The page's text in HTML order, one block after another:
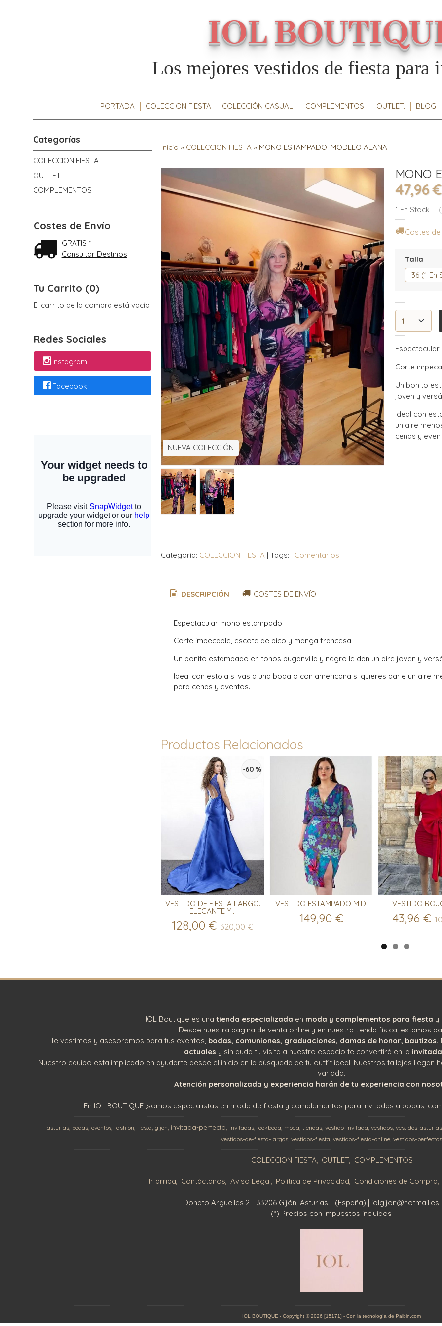
IOL
Los mejores vestidos de fiesta para
PORTADA COLECCION FIESTA COLECCIÓN CASUAL. COMPLEMENTOS. OUTLET. BLOG
Categorías
COLECCION FIESTA
OUTLET
COMPLEMENTOS
Costes de Envío
GRATIS *
Consultar Destinos
Tu Carrito (0)
El carrito de la compra está vacío
Redes Sociales
Instagram
Facebook
Inicio » COLECCION FIESTA » MONO ESTAMPADO. MODELO ALANA
NUEVA COLECCIÓN
MONO
47,96 €
1 En Stock -
Costes
Talla
Corte
Un bonito
joven y
Ideal con
un aire
cenas y
Categoría: COLECCION FIESTA |Tags: | Comentarios
DESCRIPCIÓN COSTES DE ENVÍO
Espectacular mono estampado.
Corte impecable, escote de pico y manga francesa-
Un bonito estampado en tonos buganvilla y negro le dan un aire joven y
Ideal con estola si vas a una boda o con americana si quieres darle un aire
para cenas y eventos.
Productos Relacionados
-60 %
VESTIDO DE FIESTA LARGO.
ELEGANTE Y...
128,00 €320,00 €
VESTIDO ESTAMPADO MIDI
149,90 €
VESTIDO
43,96 €
IOL Boutique es una tienda especializada en moda y complementos para fiesta y
Desde nuestra pagina de venta online y en nuestra tienda física, estamos
Te vestimos y asesoramos para tus eventos, bodas, comuniones, graduaciones, damas de honor, bautizos.
actuales y sin duda tu visita a nuestro espacio te convertirá en la
Nuestro equipo esta implicado en ayudarte desde el inicio en la búsqueda de tu outfit ideal. Nuestros tallajes llegan
variada.
Atención personalizada y experiencia harán de tu experiencia con
En IOL BOUTIQUE ,somos especialistas en moda de fiesta y complementos para invitadas a bodas,
asturias bodas eventos fashion fiesta gijon invitada-perfecta invitadas lookboda moda tiendas vestido-invitada vestidos vestidos-asturias
vestidos-de-fiesta-largos vestidos-fiesta vestidos-fiesta-online vestidos-perfectos
COLECCION FIESTA OUTLET COMPLEMENTOS
Ir arriba Contáctanos Aviso Legal Política de Privacidad Condiciones de Compra
Donato Arguelles 2 - 33206 Gijón, Asturias - (España) | iolgijon@hotmail.es
(*) Precios con Impuestos incluidos
IOL BOUTIQUE - Copyright © 2026 [15171] - Con la tecnología de Palbin.com